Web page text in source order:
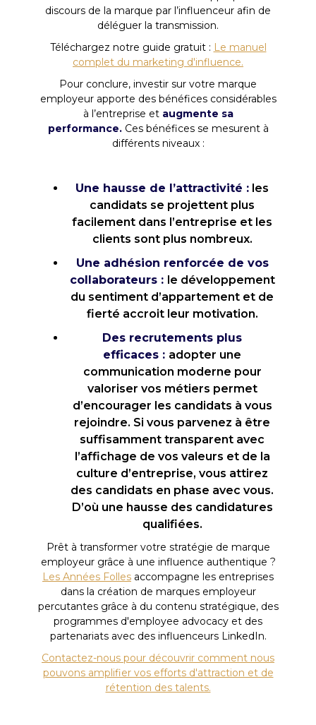
discours de la marque par l’influenceur afin de
déléguer la transmission.
Téléchargez notre guide gratuit : Le manuel
complet du marketing d'influence.
Pour conclure, investir sur votre marque
employeur apporte des bénéfices considérables
à l’entreprise etaugmente sa
performance. Ces bénéfices se mesurent à
différents niveaux :
Une hausse de l’attractivité : les
candidats se projettent plus
facilement dans l’entreprise et les
clients sont plus nombreux.
Une adhésion renforcée de vos
collaborateurs : le développement
du sentiment d’appartement et de
fierté accroit leur motivation.
Des recrutements plus
efficaces : adopter une
communication moderne pour
valoriser vos métiers permet
d’encourager les candidats à vous
rejoindre. Si vous parvenez à être
suffisamment transparent avec
l’affichage de vos valeurs et de la
culture d’entreprise, vous attirez
des candidats en phase avec vous.
D’où une hausse des candidatures
qualifiées.
Prêt à transformer votre stratégie de marque
employeur grâce à une influence authentique ?
Les Années Folles accompagne les entreprises
dans la création de marques employeur
percutantes grâce à du contenu stratégique, des
programmes d'employee advocacy et des
partenariats avec des influenceurs LinkedIn.
Contactez-nous pour découvrir comment nous
pouvons amplifier vos efforts d'attraction et de
rétention des talents.